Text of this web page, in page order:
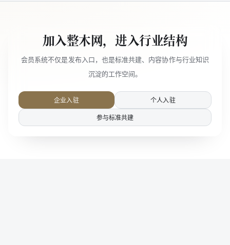
加入整木网，进入行业结构
会员系统不仅是发布入口，也是标准共建、内容协作与行业知识
沉淀的工作空间。
企业入驻
个人入驻
参与标准共建